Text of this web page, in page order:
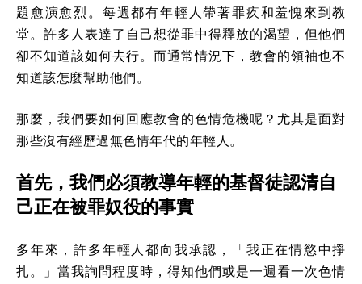
題愈演愈烈。每週都有年輕人帶著罪疚和羞愧來到教
堂。許多人表達了自己想從罪中得釋放的渴望，但他們
卻不知道該如何去行。而通常情況下，教會的領袖也不
知道該怎麼幫助他們。
那麼，我們要如何回應教會的色情危機呢？尤其是面對
那些沒有經歷過無色情年代的年輕人。
首先，我們必須教導年輕的基督徒認清自
己正在被罪奴役的事實
多年來，許多年輕人都向我承認，「我正在情慾中掙
扎。」當我詢問程度時，得知他們或是一週看一次色情